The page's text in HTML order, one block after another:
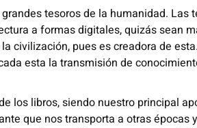
tesoros de la humanidad. Las
a formas digitales, quizás sean
civilización, pues es creadora de
esta la transmisión de
los libros, siendo nuestro principal
que nos transporta a otras épocas